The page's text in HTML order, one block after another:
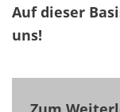
Auf dieser
uns!